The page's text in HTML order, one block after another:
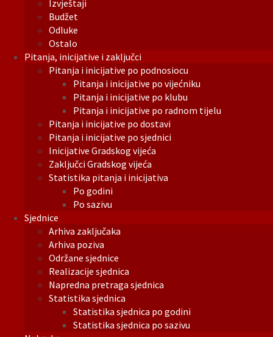
Izvještaji
Budžet
Odluke
Ostalo
Pitanja, inicijative i zaključci
Pitanja i inicijative po podnosiocu
Pitanja i inicijative po vijećniku
Pitanja i inicijative po klubu
Pitanja i inicijative po radnom tijelu
Pitanja i inicijative po dostavi
Pitanja i inicijative po sjednici
Inicijative Gradskog vijeća
Zaključci Gradskog vijeća
Statistika pitanja i inicijativa
Po godini
Po sazivu
Sjednice
Arhiva zaključaka
Arhiva poziva
Održane sjednice
Realizacije sjednica
Napredna pretraga sjednica
Statistika sjednica
Statistika sjednica po godini
Statistika sjednica po sazivu